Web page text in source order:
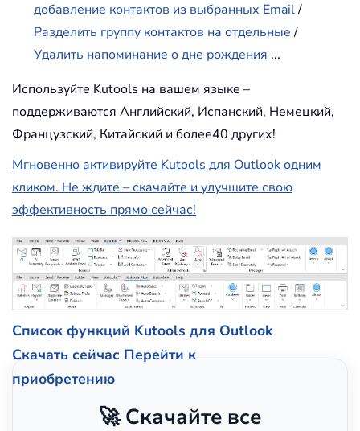
добавление контактов из выбранных Email/
Разделить группу контактов на отдельные/
Удалить напоминание о дне рождения ...
Используйте Kutools на вашем языке –
поддерживаются Английский, Испанский, Немецкий,
Французский, Китайский и более40 других!
Мгновенно активируйте Kutools для Outlook одним
кликом. Не ждите – скачайте и улучшите свою
эффективность прямо сейчас!
Список функций Kutools для Outlook
Скачать сейчас Перейти к
приобретению
🚀 Скачайте все